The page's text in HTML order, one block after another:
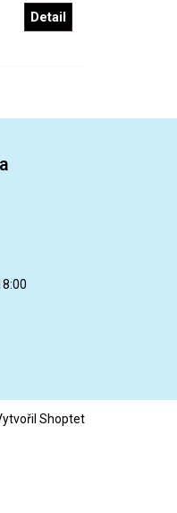
Detail
Shoptet